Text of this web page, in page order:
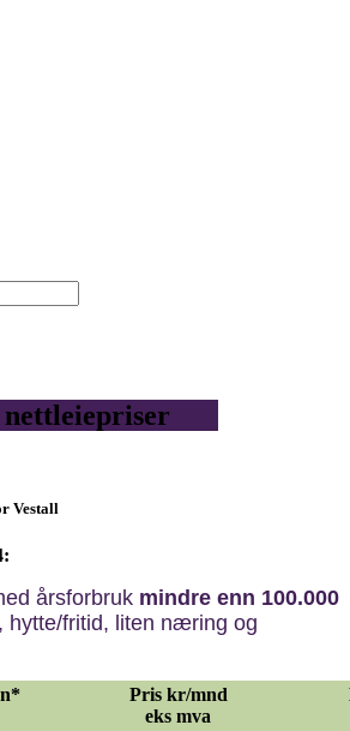
Vestall
årsforbruk mindre enn 100.000
hytte/fritid, liten næring og
Pris kr/mnd
eks mva